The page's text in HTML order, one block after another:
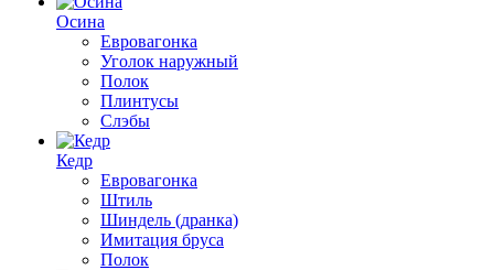
Осина
Евровагонка
Уголок наружный
Полок
Плинтусы
Слэбы
Кедр
Евровагонка
Штиль
Шиндель (дранка)
Имитация бруса
Полок